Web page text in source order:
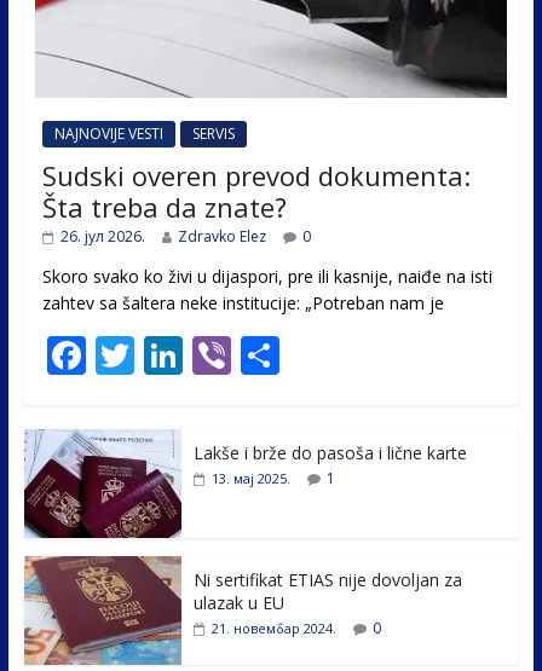
NAJNOVIJE VESTI SERVIS
Sudski overen prevod dokumenta:
Šta treba da znate?
26. јул 2026. Zdravko Elez 0
Skoro svako ko živi u dijaspori, pre ili kasnije, naiđe na isti
zahtev sa šaltera neke institucije: „Potreban nam je
F
e
b
o
o
k
T
itt
er
Li
e
Vi
er
S
ar
e
Lakše i brže do pasoša i lične karte
13. мај 2025. 1
Ni sertifikat ETIAS nije dovoljan za
ulazak u EU
21. новембар 2024. 0